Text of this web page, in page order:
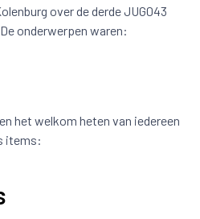
over de derde JUG043
onderwerpen waren:
het welkom heten van iedereen
items: